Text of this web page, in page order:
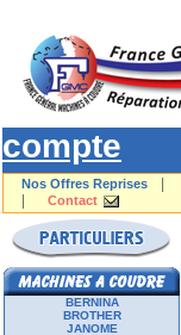
compte
Nos Offres Reprises
Contact
BERNINA
BROTHER
JANOME